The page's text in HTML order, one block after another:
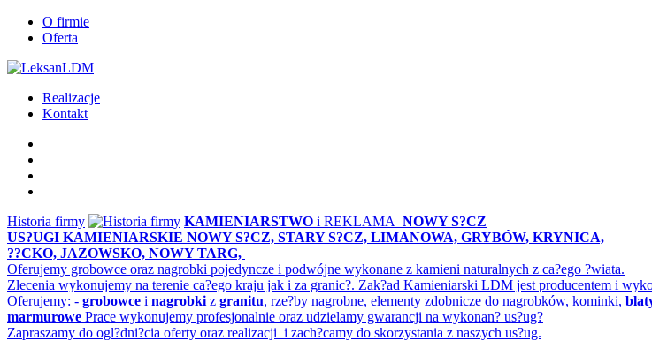
O firmie
Oferta
Realizacje
Kontakt
Historia firmy KAMIENIARSTWO i REKLAMA NOWY S?CZ
US?UGI KAMIENIARSKIE NOWY S?CZ, STARY S?CZ, LIMANOWA, GRYBÓW, KRYNICA,
??CKO, JAZOWSKO, NOWY TARG,
Oferujemy grobowce oraz nagrobki pojedyncze i podwójne wykonane z kamieni naturalnych z ca?ego ?wiata.
Zlecenia wykonujemy na terenie ca?ego kraju jak i za granic?. Zak?ad Kamieniarski LDM jest producentem i
Oferujemy: - grobowce i nagrobki z granitu, rze?by nagrobne, elementy zdobnicze do nagrobków, kominki,
marmurowe Prace wykonujemy profesjonalnie oraz udzielamy gwarancji na wykonan? us?ug?
Zapraszamy do ogl?dni?cia oferty oraz realizacji i zach?camy do skorzystania z naszych us?ug.